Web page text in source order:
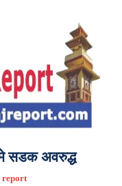
सडक अवरुद्ध
report